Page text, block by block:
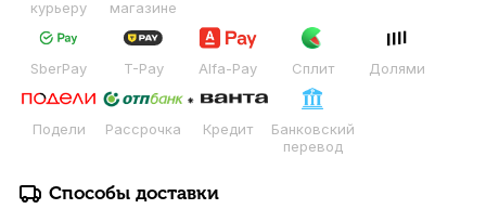
курьеру
магазине
SberPay T-Pay Alfa-Pay Сплит Долями
Подели Рассрочка Кредит
Банковский
перевод
Способы доставки